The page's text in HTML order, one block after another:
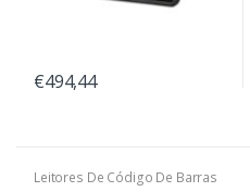
€494,44
Leitores De Código De Barras